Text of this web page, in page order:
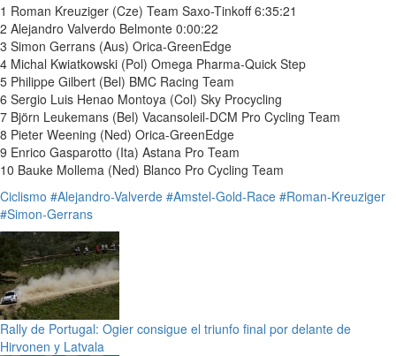
1 Roman Kreuziger (Cze) Team Saxo-Tinkoff 6:35:21
2 Alejandro Valverdo Belmonte 0:00:22
3 Simon Gerrans (Aus) Orica-GreenEdge
4 Michal Kwiatkowski (Pol) Omega Pharma-Quick Step
5 Philippe Gilbert (Bel) BMC Racing Team
6 Sergio Luis Henao Montoya (Col) Sky Procycling
7 Björn Leukemans (Bel) Vacansoleil-DCM Pro Cycling Team
8 Pieter Weening (Ned) Orica-GreenEdge
9 Enrico Gasparotto (Ita) Astana Pro Team
10 Bauke Mollema (Ned) Blanco Pro Cycling Team
Ciclismo #Alejandro-Valverde #Amstel-Gold-Race #Roman-Kreuziger
#Simon-Gerrans
Rally de Portugal: Ogier consigue el triunfo final por delante de
Hirvonen y Latvala